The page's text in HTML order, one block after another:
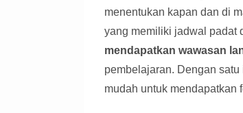
menentukan kapan dan di
yang memiliki jadwal padat
mendapatkan wawasan
pembelajaran. Dengan
mudah untuk mendapatkan